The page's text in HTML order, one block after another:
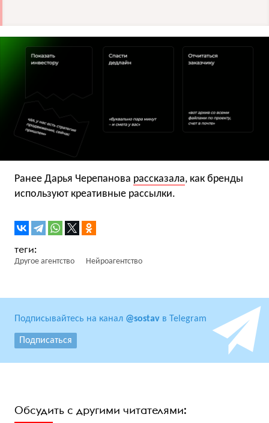
Ранее Дарья Черепанова рассказала, как бренды
используют креативные рассылки.
Другое агентство Нейроагентство
Подписывайтесь на канал @sostav в Telegram
Подписаться
Обсудить с другими читателями: